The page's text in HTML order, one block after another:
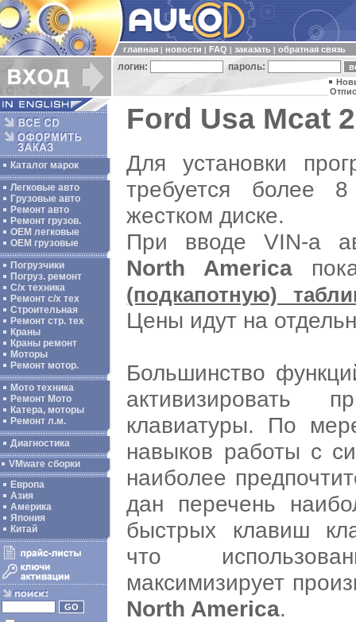
главная новости FAQ заказать обратная связь
логин: пароль:
Каталог марок
Легковые авто
Грузовые авто
Ремонт авто
Ремонт грузов.
ОЕМ легковые
OEM грузовые
Погрузчики
Погруз. ремонт
С/х техника
Ремонт с/х тех
Строительная
Ремонт стр. тех
Краны
Краны ремонт
Моторы
Ремонт мотор.
Мото техника
Ремонт Мото
Катера, моторы
Ремонт л.м.
Диагностика
VMware сборки
Европа
Азия
Америка
Япония
Китай
Ford Usa Mcat
Для установки
требуется более
жестком диске.
При вводе VIN-а
North America
(подкапотную)
Цены идут на
Большинство
клавиатуры. По
навыков работы с
наиболее
дан перечень
быстрых клавиш
что
максимизирует
North America.